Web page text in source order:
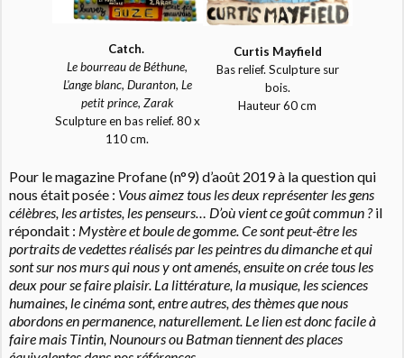
Catch.
Le bourreau de Béthune,
L'ange blanc, Duranton, Le
petit prince, Zarak
Sculpture en bas relief. 80 x
110 cm.
Curtis Mayfield
Bas relief. Sculpture sur
bois.
Hauteur 60 cm
Pour le magazine Profane (n°9) d’août 2019 à la question qui
nous était posée : Vous aimez tous les deux représenter les gens
célèbres, les artistes, les penseurs… D’où vient ce goût commun ?il
répondait : Mystère et boule de gomme. Ce sont peut-être les
portraits de vedettes réalisés par les peintres du dimanche et qui
sont sur nos murs qui nous y ont amenés, ensuite on crée tous les
deux pour se faire plaisir. La littérature, la musique, les sciences
humaines, le cinéma sont, entre autres, des thèmes que nous
abordons en permanence, naturellement. Le lien est donc facile à
faire mais Tintin, Nounours ou Batman tiennent des places